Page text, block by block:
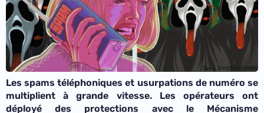
Les spams téléphoniques et usurpations de numéro se
multiplient à grande vitesse. Les opérateurs ont
déployé des protections avec le Mécanisme